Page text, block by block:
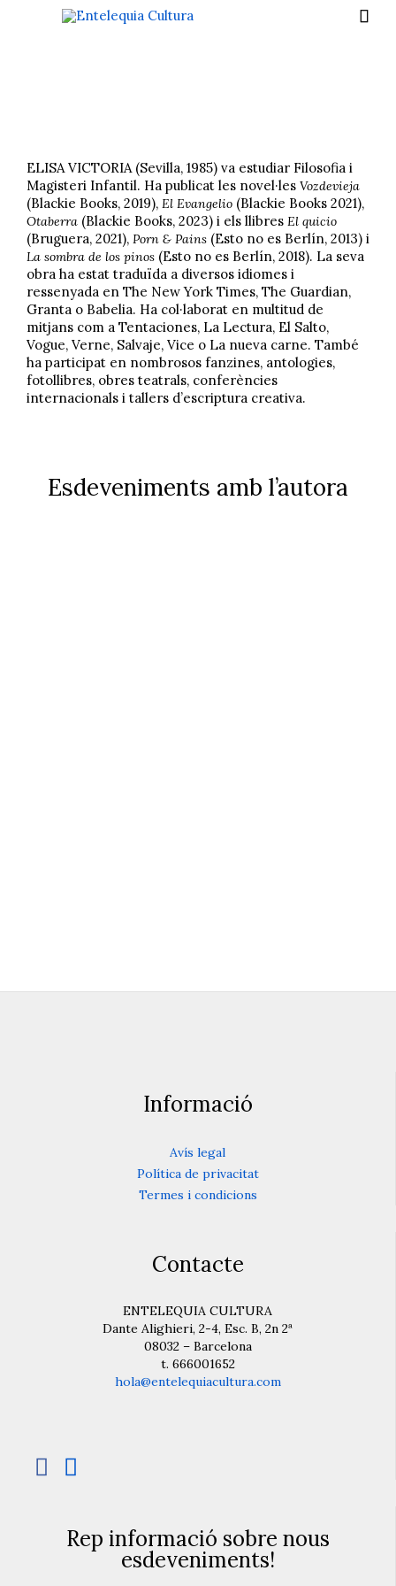

ELISA VICTORIA (Sevilla, 1985) va estudiar Filosofia i
Magisteri Infantil. Ha publicat les novel·les Vozdevieja
(Blackie Books, 2019), El Evangelio (Blackie Books 2021),
Otaberra (Blackie Books, 2023) i els llibres El quicio
(Bruguera, 2021), Porn & Pains (Esto no es Berlín, 2013) i
La sombra de los pinos (Esto no es Berlín, 2018). La seva
obra ha estat traduïda a diversos idiomes i
ressenyada en The New York Times, The Guardian,
Granta o Babelia. Ha col·laborat en multitud de
mitjans com a Tentaciones, La Lectura, El Salto,
Vogue, Verne, Salvaje, Vice o La nueva carne. També
ha participat en nombrosos fanzines, antologies,
fotollibres, obres teatrals, conferències
internacionals i tallers d’escriptura creativa.
Esdeveniments amb l’autora
Informació
Avís legal
Política de privacitat
Termes i condicions
Contacte
ENTELEQUIA CULTURA
Dante Alighieri, 2-4, Esc. B, 2n 2ª
08032 – Barcelona
t. 666001652
hola@entelequiacultura.com
 
Rep informació sobre nous
esdeveniments!